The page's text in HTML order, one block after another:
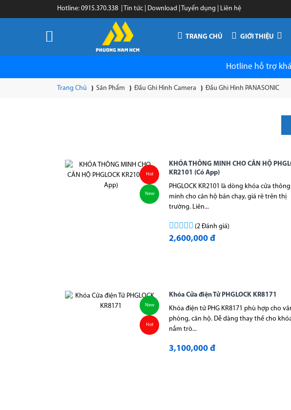
Hotline: 0915.370.338 | Tin tức Download Tuyển dụng Liên hệ
TRANG CHỦ GIỚI THIỆU
Hotline hỗ trợ
Trang Chủ Sản Phẩm Đầu Ghi Hình Camera Đầu Ghi Hình PANASONIC
Hot
New
KHÓA THÔNG MINH CHO CĂN HỘ
KR2101 (Có App)
PHGLOCK KR2101 là dòng khóa cửa thông
minh cho căn hộ bán chạy, giá rẻ trên thị
trường. Liên...
(2 Đánh giá)
2,600,000 đ
New
Hot
Khóa Cửa điện Tử PHGLOCK KR8171
Khóa điện tử PHG KR8171 phù hợp cho
phòng, căn hộ. Dễ dàng thay thế cho
nắm trò...
3,100,000 đ